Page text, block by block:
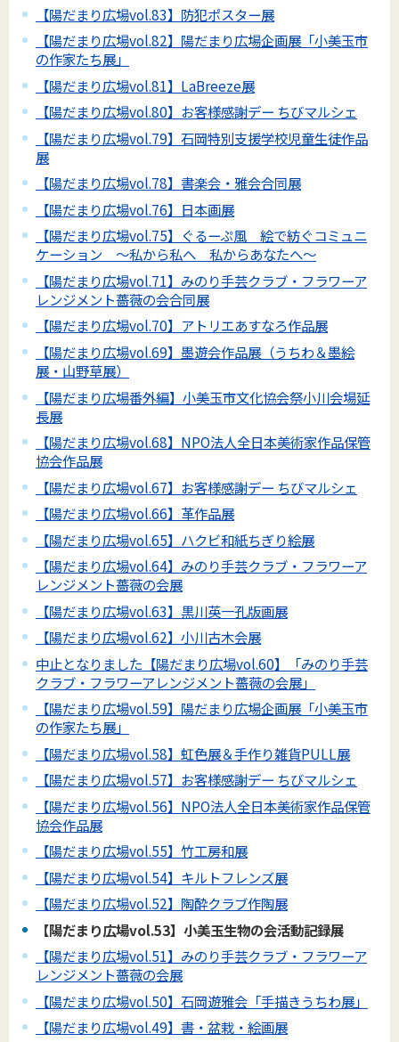
【陽だまり広場vol.83】防犯ポスター展
【陽だまり広場vol.82】陽だまり広場企画展「小美玉市
の作家たち展」
【陽だまり広場vol.81】LaBreeze展
【陽だまり広場vol.80】お客様感謝デー ちびマルシェ
【陽だまり広場vol.79】石岡特別支援学校児童生徒作品
展
【陽だまり広場vol.78】書楽会・雅会合同展
【陽だまり広場vol.76】日本画展
【陽だまり広場vol.75】ぐるーぷ風 絵で紡ぐコミュニ
ケーション ～私から私へ 私からあなたへ～
【陽だまり広場vol.71】みのり手芸クラブ・フラワーア
レンジメント薔薇の会合同展
【陽だまり広場vol.70】アトリエあすなろ作品展
【陽だまり広場vol.69】墨遊会作品展（うちわ＆墨絵
展・山野草展）
【陽だまり広場番外編】小美玉市文化協会祭小川会場延
長展
【陽だまり広場vol.68】NPO法人全日本美術家作品保管
協会作品展
【陽だまり広場vol.67】お客様感謝デー ちびマルシェ
【陽だまり広場vol.66】革作品展
【陽だまり広場vol.65】ハクビ和紙ちぎり絵展
【陽だまり広場vol.64】みのり手芸クラブ・フラワーア
レンジメント薔薇の会展
【陽だまり広場vol.63】黒川英一孔版画展
【陽だまり広場vol.62】小川古木会展
中止となりました【陽だまり広場vol.60】「みのり手芸
クラブ・フラワーアレンジメント薔薇の会展」
【陽だまり広場vol.59】陽だまり広場企画展「小美玉市
の作家たち展」
【陽だまり広場vol.58】虹色展＆手作り雑貨PULL展
【陽だまり広場vol.57】お客様感謝デー ちびマルシェ
【陽だまり広場vol.56】NPO法人全日本美術家作品保管
協会作品展
【陽だまり広場vol.55】竹工房和展
【陽だまり広場vol.54】キルトフレンズ展
【陽だまり広場vol.52】陶酔クラブ作陶展
【陽だまり広場vol.53】小美玉生物の会活動記録展
【陽だまり広場vol.51】みのり手芸クラブ・フラワーア
レンジメント薔薇の会展
【陽だまり広場vol.50】石岡遊雅会「手描きうちわ展」
【陽だまり広場vol.49】書・盆栽・絵画展